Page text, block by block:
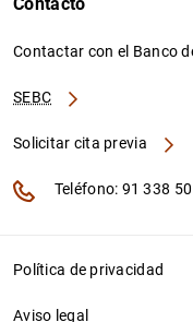
Contacto
Contactar con el Banco
SEBC
Solicitar cita previa
Teléfono: 91 338
Política de privacidad
Aviso legal